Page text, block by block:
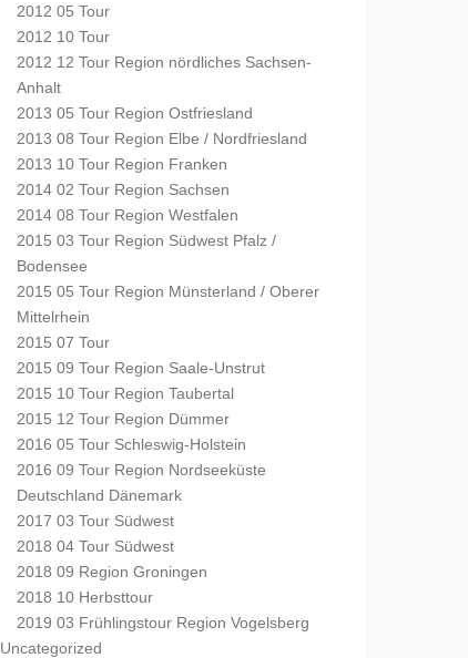
2012 05 Tour
2012 10 Tour
2012 12 Tour Region nördliches Sachsen-
Anhalt
2013 05 Tour Region Ostfriesland
2013 08 Tour Region Elbe / Nordfriesland
2013 10 Tour Region Franken
2014 02 Tour Region Sachsen
2014 08 Tour Region Westfalen
2015 03 Tour Region Südwest Pfalz /
Bodensee
2015 05 Tour Region Münsterland / Oberer
Mittelrhein
2015 07 Tour
2015 09 Tour Region Saale-Unstrut
2015 10 Tour Region Taubertal
2015 12 Tour Region Dümmer
2016 05 Tour Schleswig-Holstein
2016 09 Tour Region Nordseeküste
Deutschland Dänemark
2017 03 Tour Südwest
2018 04 Tour Südwest
2018 09 Region Groningen
2018 10 Herbsttour
2019 03 Frühlingstour Region Vogelsberg
Uncategorized